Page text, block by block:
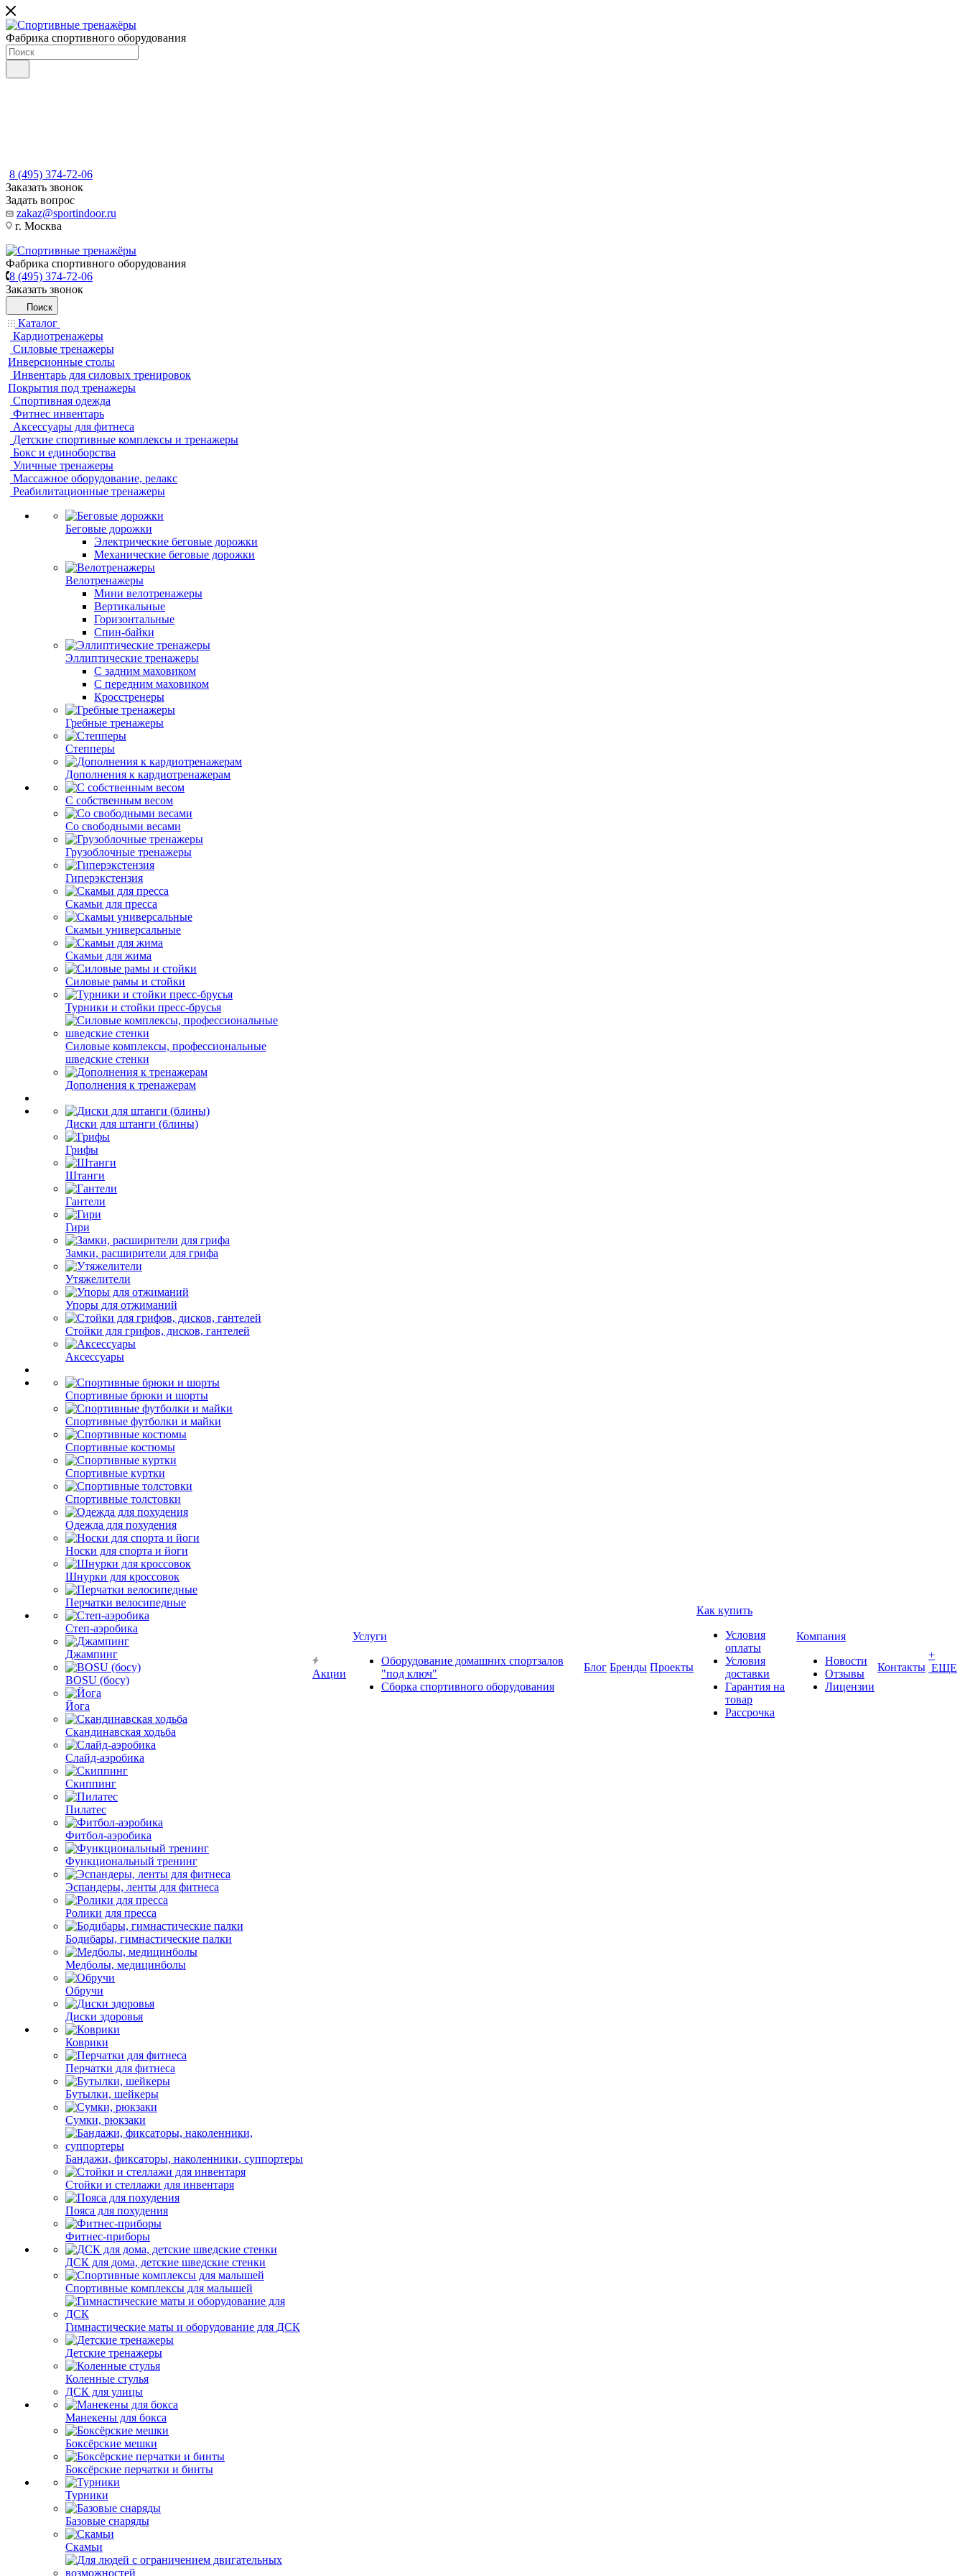
Фабрика спортивного оборудования
8 (495) 374-72-06
Заказать звонок
Задать вопрос
zakaz@sportindoor.ru
г. Москва
Фабрика спортивного оборудования
8 (495) 374-72-06
Заказать звонок
Поиск
Каталог
Кардиотренажеры
Силовые тренажеры
Инверсионные столы
Инвентарь для силовых тренировок
Покрытия под тренажеры
Спортивная одежда
Фитнес инвентарь
Аксессуары для фитнеса
Детские спортивные комплексы и тренажеры
Бокс и единоборства
Уличные тренажеры
Массажное оборудование, релакс
Реабилитационные тренажеры
Беговые дорожки
Электрические беговые дорожки
Механические беговые дорожки
Велотренажеры
Мини велотренажеры
Вертикальные
Горизонтальные
Спин-байки
Эллиптические тренажеры
С задним маховиком
С передним маховиком
Кросстренеры
Гребные тренажеры
Степперы
Дополнения к кардиотренажерам
С собственным весом
Со свободными весами
Грузоблочные тренажеры
Гиперэкстензия
Скамьи для пресса
Скамьи универсальные
Скамьи для жима
Силовые рамы и стойки
Турники и стойки пресс-брусья
Силовые комплексы, профессиональные
шведские стенки
Дополнения к тренажерам
Диски для штанги (блины)
Грифы
Штанги
Гантели
Гири
Замки, расширители для грифа
Утяжелители
Упоры для отжиманий
Стойки для грифов, дисков, гантелей
Аксессуары
Спортивные брюки и шорты
Спортивные футболки и майки
Спортивные костюмы
Спортивные куртки
Спортивные толстовки
Одежда для похудения
Носки для спорта и йоги
Шнурки для кроссовок
Перчатки велосипедные
Степ-аэробика
Джампинг
BOSU (босу)
Йога
Скандинавская ходьба
Слайд-аэробика
Скиппинг
Пилатес
Фитбол-аэробика
Функциональный тренинг
Эспандеры, ленты для фитнеса
Ролики для пресса
Бодибары, гимнастические палки
Медболы, медицинболы
Обручи
Диски здоровья
Коврики
Перчатки для фитнеса
Бутылки, шейкеры
Сумки, рюкзаки
Бандажи, фиксаторы, наколенники, суппортеры
Стойки и стеллажи для инвентаря
Пояса для похудения
Фитнес-приборы
ДСК для дома, детские шведские стенки
Спортивные комплексы для малышей
Гимнастические маты и оборудование для ДСК
Детские тренажеры
Коленные стулья
ДСК для улицы
Манекены для бокса
Боксёрские мешки
Боксёрские перчатки и бинты
Турники
Базовые снаряды
Скамьи
Акции
Услуги
Оборудование домашних спортзалов
"под ключ"
Сборка спортивного оборудования
Блог Бренды Проекты
Как купить
Условия
оплаты
Условия
доставки
Гарантия на
товар
Рассрочка
Компания
Новости
Отзывы
Лицензии
Контакты
+
ЕЩЕ